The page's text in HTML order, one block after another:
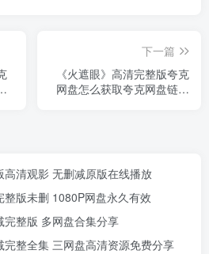
下一篇
《火遮眼》高清完整版夸克
网盘怎么获取夸克网盘链接
清观影 无删减原版在线播放
版未删 1080P网盘永久有效
整版 多网盘合集分享
整全集 三网盘高清资源免费分享